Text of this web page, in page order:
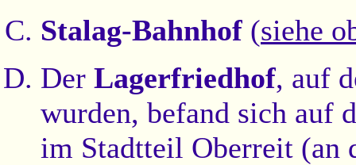
Stalag-Bahnhof (siehe
Der Lagerfriedhof, auf
wurden, befand sich auf
im Stadtteil Oberreit (an